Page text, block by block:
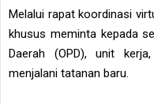
Melalui rapat koordinasi
khusus meminta kepada
Daerah (OPD), unit
menjalani tatanan baru.